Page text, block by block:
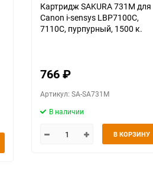
Картридж SAKURA 731M для
Canon i-sensys LBP7100C,
7110C, пурпурный, 1500 к.
766₽
Артикул: SA-SA731M
В наличии
В КОРЗИНУ